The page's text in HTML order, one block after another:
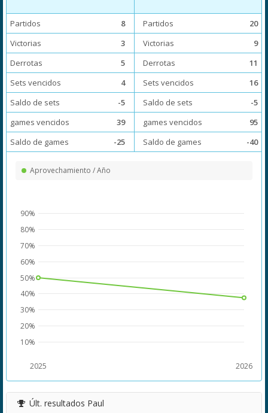
Partidos
8
Victorias
3
Derrotas
5
Sets vencidos
4
Saldo de sets
-5
games vencidos
39
Saldo de games
-25
Partidos
20
Victorias
9
Derrotas
11
Sets vencidos
16
Saldo de sets
-5
games vencidos
95
Saldo de games
-40
Aprovechamiento / Año
2025 2026
10%
20%
30%
40%
50%
60%
70%
80%
90%
Últ. resultados Paul